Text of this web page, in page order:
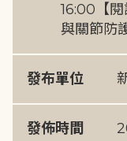
16:00【
與關節防
發布單位
發佈時間